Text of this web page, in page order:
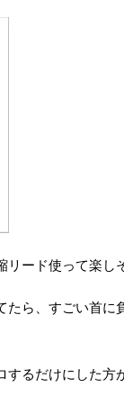
ード使って楽し
たら、すごい首
るだけにした